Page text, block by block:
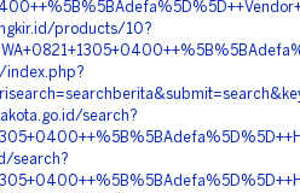
products/10?
search?
search?